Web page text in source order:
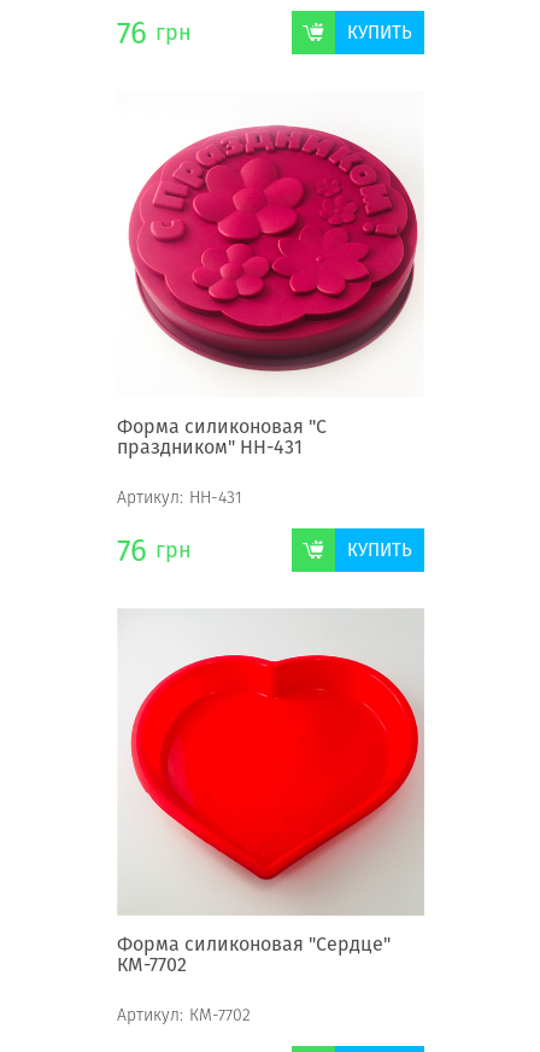
76 грн КУПИТЬ
Форма силиконовая "С
праздником" НН-431
Артикул: НН-431
76 грн КУПИТЬ
Форма силиконовая "Сердце"
КМ-7702
Артикул: КМ-7702